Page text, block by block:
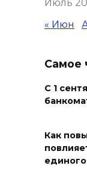
06
06
весям»
06
Июль
« Июн
Самое
С 1
Как